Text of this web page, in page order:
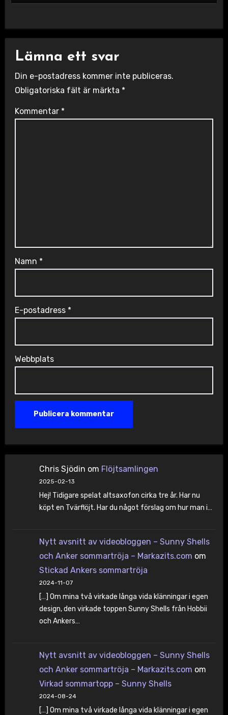
Lämna ett svar
Din e-postadress kommer inte publiceras.
Obligatoriska fält är märkta *
Kommentar *
Namn *
E-postadress *
Webbplats
Chris Sjödin om Flöjtsamlingen
2025-02-13
Hej! Tidigare spelat altsaxofon cirka tre år. Har nu
köpt en Tvärflöjt. Har du något förslag om hur man i…
Nytt avsnitt av videobloggen – Sunny Shells
och Anker sommartröja – Markazits.com om
Stickad Ankers sommartröja
2024-11-07
[…] Om mina två virkade långa vida klänningar i egen
design, den virkade toppen Sunny Shells från Hobbii
och Ankers…
Nytt avsnitt av videobloggen – Sunny Shells
och Anker sommartröja – Markazits.com om
Virkad sommartopp – Sunny Shells
2024-08-24
[…] Om mina två virkade långa vida klänningar i egen